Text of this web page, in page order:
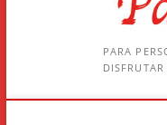
PARA